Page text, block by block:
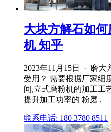
大块方解石如
机 知乎
2023年11月15日 · 磨大
受用？ 需要根据厂家细
间,立式磨粉机的加工工
提升加工功率的 粉磨 .
联系电话: 180 3780 8511